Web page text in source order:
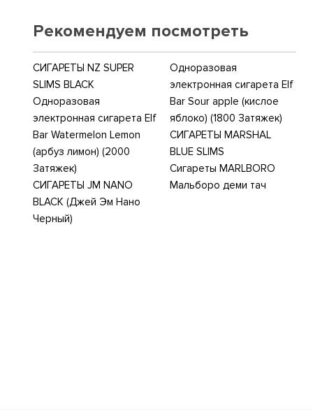
Рекомендуем посмотреть
СИГАРЕТЫ NZ SUPER
SLIMS BLACK
Одноразовая
электронная сигарета Elf
Bar Watermelon Lemon
(арбуз лимон) (2000
Затяжек)
СИГАРЕТЫ JM NANO
BLACK (Джей Эм Нано
Черный)
Одноразовая
электронная сигарета Elf
Bar Sour apple (кислое
яблоко) (1800 Затяжек)
СИГАРЕТЫ MARSHAL
BLUE SLIMS
Сигареты MARLBORO
Мальборо деми тач